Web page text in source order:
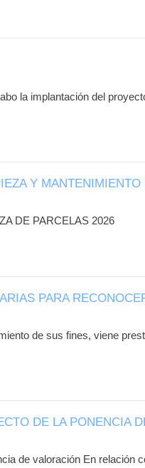
la implantación del
Y
DE PARCELAS 2026
PARA
de sus fines, viene
DE LA PONENCIA
de valoración En